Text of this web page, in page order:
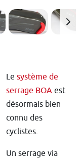
Le système de
serrage BOA est
désormais bien
connu des
cyclistes.
Un serrage via